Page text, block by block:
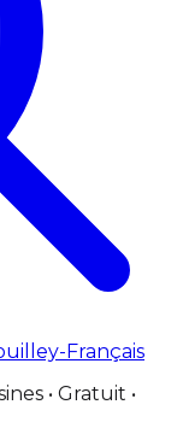
Français
• Gratuit •